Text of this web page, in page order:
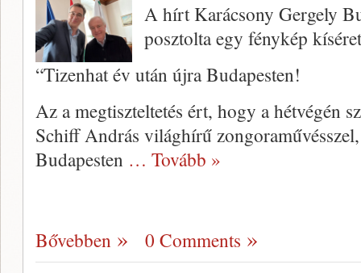
A hírt Karácsony Gergely
posztolta egy fénykép
“Tizenhat év után újra Budapesten!
Az a megtiszteltetés ért, hogy a hétvégén
Schiff András világhírű
Budapesten … Tovább »
Bővebben 0 Comments